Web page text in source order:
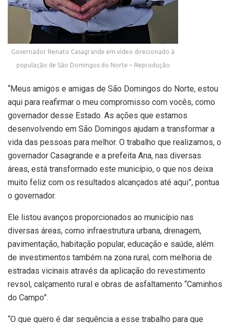
Governador Renato Casagrande em vídeo direcionado à
população de São Domingos do Norte – Reprodução
“Meus amigos e amigas de São Domingos do Norte, estou
aqui para reafirmar o meu compromisso com vocês, como
governador desse Estado. As ações que estamos
desenvolvendo em São Domingos ajudam a transformar a
vida das pessoas para melhor. O trabalho que realizamos, o
governador Casagrande e a prefeita Ana, nas diversas
áreas, está transformado este município, o que nos deixa
muito feliz com os resultados alcançados até aqui”, pontua
o governador.
Ele listou avanços proporcionados ao município nas
diversas áreas, como infraestrutura urbana, drenagem,
pavimentação, habitação popular, educação e saúde, além
de investimentos também na zona rural, com melhoria de
estradas vicinais através da aplicação do revestimento
revsol, calçamento rural e obras de asfaltamento “Caminhos
do Campo”.
“O que quero é dar sequência a esse trabalho para que